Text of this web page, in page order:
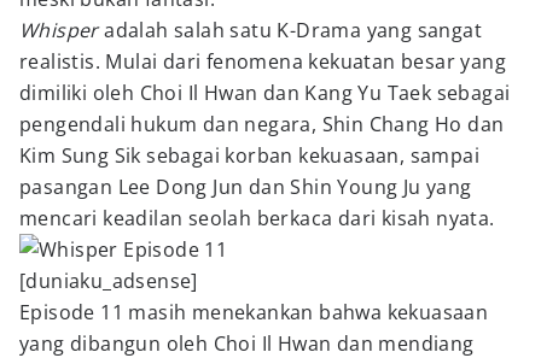
Whisperadalah salah satu K-Drama yang sangat
realistis. Mulai dari fenomena kekuatan besar yang
dimiliki oleh Choi Il Hwan dan Kang Yu Taek sebagai
pengendali hukum dan negara, Shin Chang Ho dan
Kim Sung Sik sebagai korban kekuasaan, sampai
pasangan Lee Dong Jun dan Shin Young Ju yang
mencari keadilan seolah berkaca dari kisah nyata.
[duniaku_adsense]
Episode 11 masih menekankan bahwa kekuasaan
yang dibangun oleh Choi Il Hwan dan mendiang